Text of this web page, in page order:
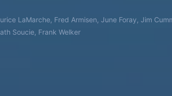
LaMarche, Fred Armisen, June Foray, Jim
Soucie, Frank Welker